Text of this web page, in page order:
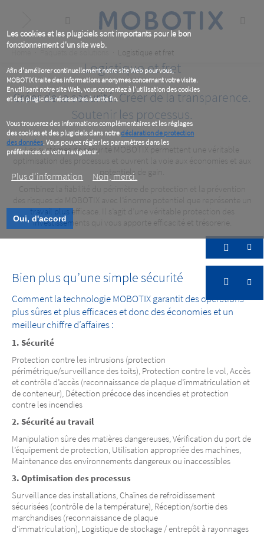
Les cookies et les plugiciels sont importants pour le bon
fonctionnement d'un site web.
Afin d'améliorer continuellement notre site Web pour vous,
MOBOTIX traite des informations anonymes concernant votre visite.
En utilisant notre site Web, vous consentez à l'utilisation des cookies
et des plugiciels nécessaires à cette fin.
Vous trouverez des informations complémentaires et les réglages
des cookies et des plugiciels dans notredéclaration de protection
des données. Vous pouvez régler les paramètres dans les
préférences de votre navigateur.
Plus d‘information Non, merci.
Oui, d'accord
content
Logistique et fret
Logistique et fret
Créer de la sécurité. Créer de la transparence.
Soutenir les processus.
Les systèmes de sécurité MOBOTIX permettent une véritable
optimisation des processus et ouvrent la voie aux économies et aux
potentiels de gain.
Combinez la fiabilité du périmètre de protection et la prévention
des risques de MOBOTIX avec l’énorme potentiel que représente un
travail plus efficace. Il s’agit d’une véritable protection des
investissements qui vous apporte efficacité et trésorerie.
Bien plus qu’une simple sécurité
Comment la technologie MOBOTIX garantit des opérations
plus sûres et plus efficaces et donc des économies et un
meilleur chiffre d’affaires :
1. Sécurité
Protection contre les intrusions (protection
périmétrique/surveillance des toits), Protection contre le vol, Accès
et contrôle d’accès (reconnaissance de plaque d’immatriculation et
de conteneur), Détection précoce des incendies et protection
contre les incendies
2. Sécurité au travail
Manipulation sûre des matières dangereuses, Vérification du port de
l’équipement de protection, Utilisation appropriée des machines,
Maintenance des environnements dangereux ou inaccessibles
3. Optimisation des processus
Surveillance des installations, Chaînes de refroidissement
sécurisées (contrôle de la température), Réception/sortie des
marchandises (reconnaissance de plaque
d’immatriculation), Logistique de stockage / entrepôt à rayonnages